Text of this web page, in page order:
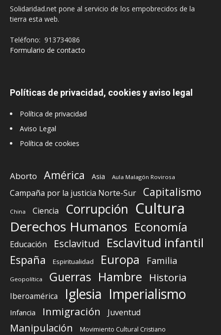
Solidaridad.net pone al servicio de los empobrecidos de la
tierra esta web.
Teléfono: 913734086
Formulario de contacto
Políticas de privacidad, cookies y aviso legal
Política de privacidad
Aviso Legal
Política de cookies
Aborto América Asia Aula Malagón Rovirosa
Campaña por la justicia Norte-Sur Capitalismo
China Ciencia Corrupción Cultura
Derechos Humanos Economía
Educación Esclavitud Esclavitud infantil
España Espiritualidad Europa Familia
Geopolítica Guerras Hambre Historia
Iberoamérica Iglesia Imperialismo
Infancia Inmigración Juventud
Manipulación Movimiento Cultural Cristiano